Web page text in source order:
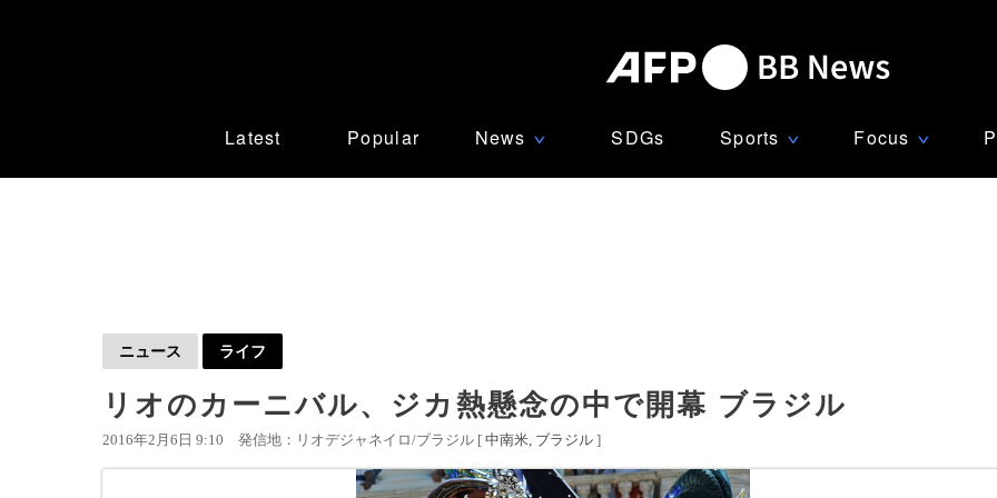
Latest Popular News ∨ SDGs Sports ∨ Focus ∨
ニュース ライフ
リオのカーニバル、ジカ熱懸念の中で開幕 ブラジル
2016年2月6日 9:10 発信地：リオデジャネイロ/ブラジル [ 中南米 ブラジル ]